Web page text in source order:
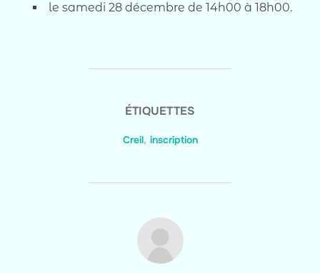
le samedi 28 décembre de 14h00 à 18h00.
ÉTIQUETTES
Creil, inscription
AUTEUR DE LA PUBLICATION